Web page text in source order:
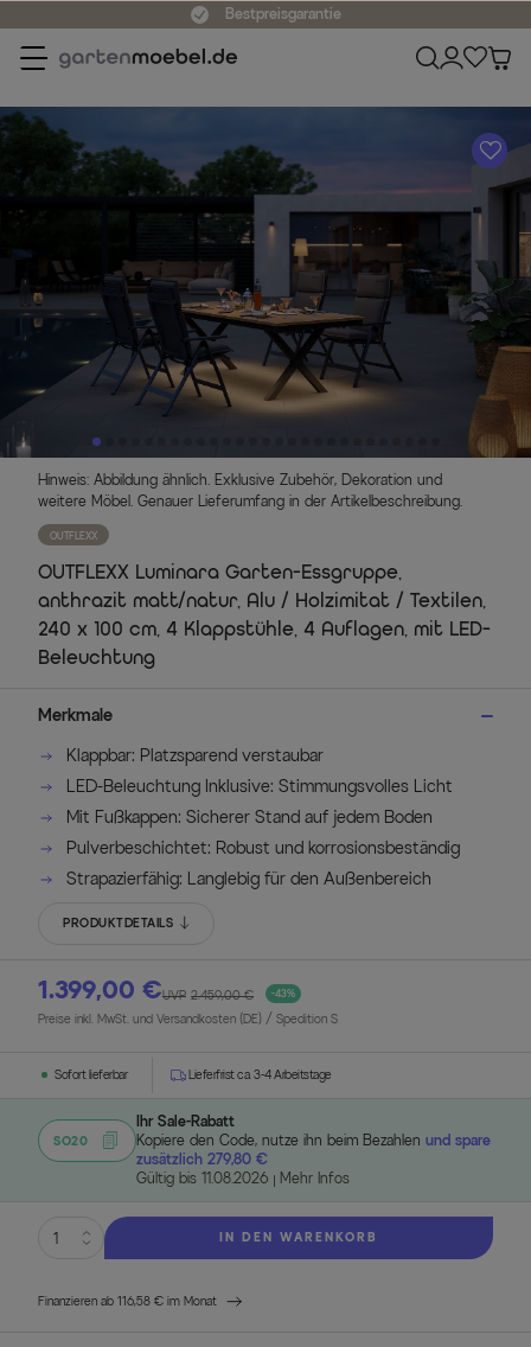
Bestpreisgarantie
A
Hinweis: Abbildung ähnlich. Exklusive Zubehör, Dekoration und
weitere Möbel. Genauer Lieferumfang in der Artikelbeschreibung.
OUTFLEXX
OUTFLEXX Luminara Garten-Essgruppe,
anthrazit matt/natur, Alu / Holzimitat / Textilen,
240 x 100 cm, 4 Klappstühle, 4 Auflagen, mit LED-
Beleuchtung
Merkmale
Klappbar: Platzsparend verstaubar
LED-Beleuchtung Inklusive: Stimmungsvolles Licht
Mit Fußkappen: Sicherer Stand auf jedem Boden
Pulverbeschichtet: Robust und korrosionsbeständig
Strapazierfähig: Langlebig für den Außenbereich
PRODUKTDETAILS
1.399,00 € -43%
UVP 2.459,00 €
Preise inkl. MwSt. und Versandkosten (DE) / Spedition S
Sofort lieferbar Lieferfrist ca. 3-4 Arbeitstage
SO20
Ihr Sale-Rabatt
Kopiere den Code, nutze ihn beim Bezahlen und spare
zusätzlich 279,80 €
Gültig bis 11.08.2026
Mehr Infos
IN DEN WARENKORB
Finanzieren ab 116,58 € im Monat